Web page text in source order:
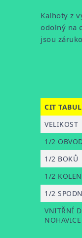
Kalhoty z
odolný na
jsou
CIT
VELIKOST
1/2
1/2 BOKŮ
1/2
1/2
VNITŘNÍ
NOHAVICE